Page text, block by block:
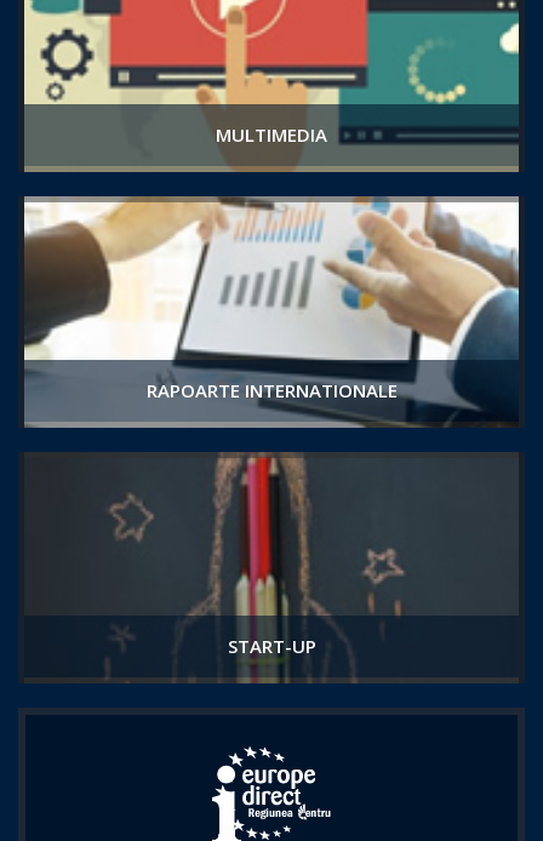
MULTIMEDIA
RAPOARTE INTERNATIONALE
START-UP